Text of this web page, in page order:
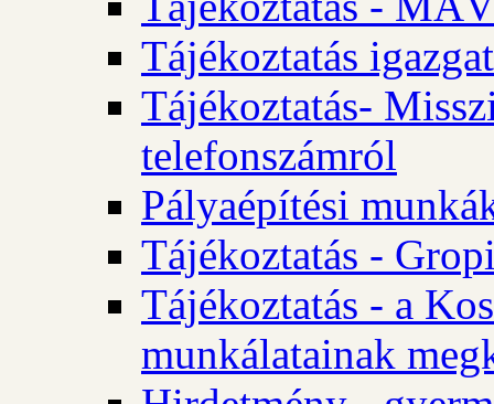
Tájékoztatás
Tájékoztatás-
telefonszámról
Pályaépítési
Tájékoztatás -
Tájékoztatás - a
munkálatainak